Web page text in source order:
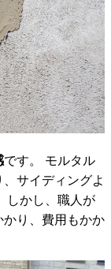
です。 モルタル
サイディングよ
しかし、職人が
り、費用もかか